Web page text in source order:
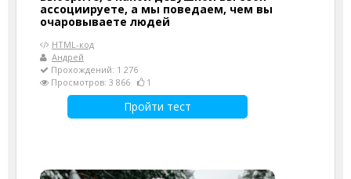
ассоциируете, а мы поведаем, чем вы
очаровываете людей
HTML-код
Андрей
Прохождений: 1 276
Просмотров: 3 866
1
Пройти тест